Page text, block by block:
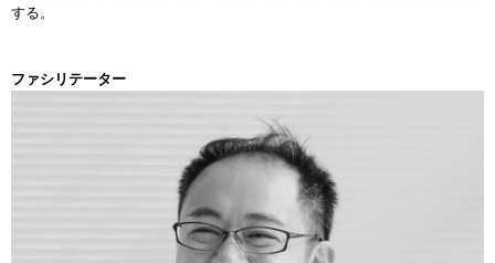
する。
ファシリテーター